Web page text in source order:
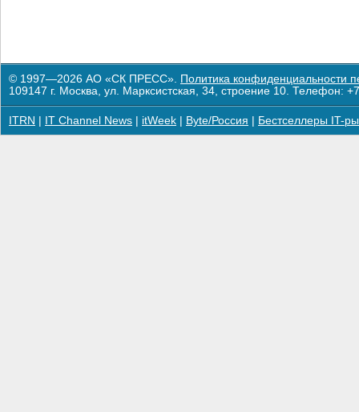
© 1997—2026 АО «СК ПРЕСС». Политика конфиденциальности
109147 г. Москва, ул. Марксистская, 34, строение 10. Телефон:
ITRN IT Channel News itWeek Byte/Россия Бестселлеры IT-